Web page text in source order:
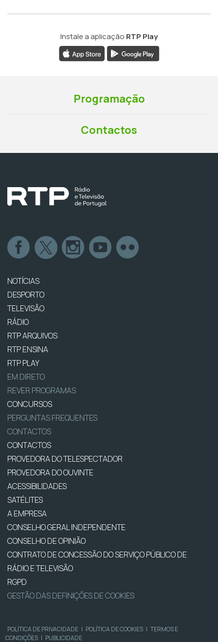
Instale a aplicação RTP Play
Programação
Contactos
NOTÍCIAS
DESPORTO
TELEVISÃO
RÁDIO
RTP ARQUIVOS
RTP ENSINA
RTP PLAY
EM DIRETO
REVER PROGRAMAS
CONCURSOS
PERGUNTAS FREQUENTES
CONTACTOS
CONTACTOS
PROVEDORA DO TELESPECTADOR
PROVEDORA DO OUVINTE
ACESSIBILIDADES
SATÉLITES
A EMPRESA
CONSELHO GERAL INDEPENDENTE
CONSELHO DE OPINIÃO
CONTRATO DE CONCESSÃO DO SERVIÇO PÚBLICO DE
RÁDIO E TELEVISÃO
RGPD
GESTÃO DAS DEFINIÇÕES DE COOKIES
POLÍTICA DE PRIVACIDADE | POLÍTICA DE COOKIES | TERMOS E
CONDIÇÕES | PUBLICIDADE